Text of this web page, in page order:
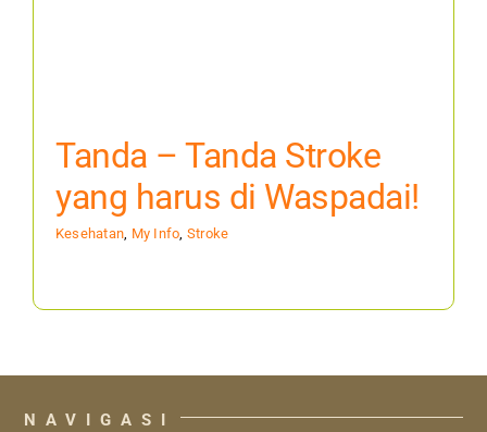
Tanda – Tanda Stroke
yang harus di Waspadai!
Kesehatan, My Info, Stroke
NAVIGASI